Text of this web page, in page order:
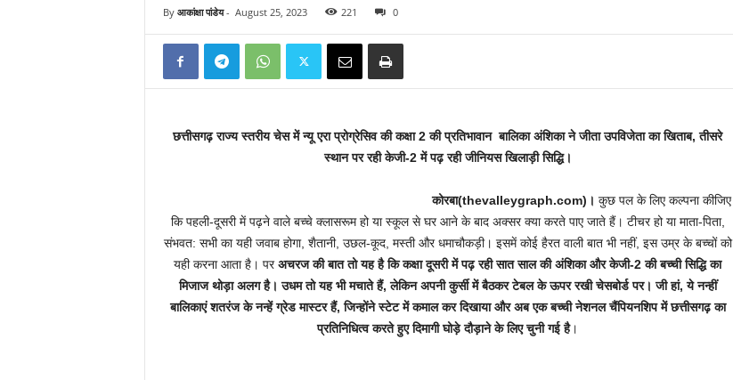
By आकांक्षा पांडेय- August 25, 2023 221 0
छत्तीसगढ़ राज्य स्तरीय चेस में न्यू एरा प्रोग्रेसिव की कक्षा 2 की प्रतिभावान बालिका अंशिका ने जीता उपविजेता का खिताब, तीसरे
स्थान पर रही केजी-2 में पढ़ रही जीनियस खिलाड़ी सिद्धि।
कोरबा(thevalleygraph.com)। कुछ पल के लिए कल्पना कीजिए
कि पहली-दूसरी में पढ़ने वाले बच्चे क्लासरूम हो या स्कूल से घर आने के बाद अक्सर क्या करते पाए जाते हैं। टीचर हो या माता-पिता,
संभवत: सभी का यही जवाब होगा, शैतानी, उछल-कूद, मस्ती और धमाचौकड़ी। इसमें कोई हैरत वाली बात भी नहीं, इस उम्र के बच्चों को
यही करना आता है। परअचरज की बात तो यह है कि कक्षा दूसरी में पढ़ रही सात साल की अंशिका और केजी-2 की बच्ची सिद्धि का
मिजाज थोड़ा अलग है। उधम तो यह भी मचाते हैं, लेकिन अपनी कुर्सी में बैठकर टेबल के ऊपर रखी चेसबोर्ड पर। जी हां, ये नन्हीं
बालिकाएं शतरंज के नन्हें ग्रेड मास्टर हैं, जिन्होंने स्टेट में कमाल कर दिखाया और अब एक बच्ची नेशनल चैंपियनशिप में छत्तीसगढ़ का
प्रतिनिधित्व करते हुए दिमागी घोड़े दौड़ाने के लिए चुनी गई है।